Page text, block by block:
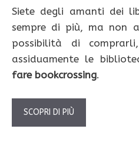
Siete degli amanti dei
sempre di più, ma non
possibilità di
assiduamente le
fare bookcrossing.
SCOPRI DI PIÙ